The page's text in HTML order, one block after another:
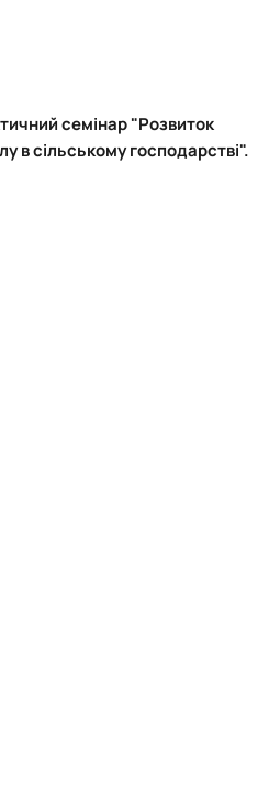
семінар"Розвиток
в сільському господарстві".